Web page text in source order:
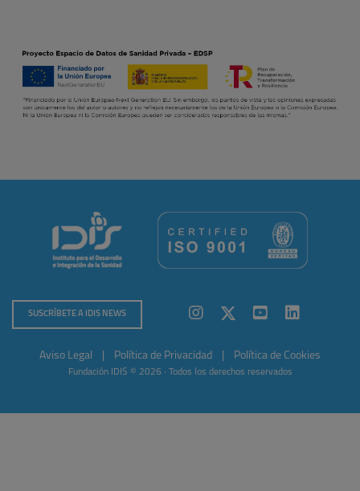
SUSCRÍBETE A IDIS NEWS
Aviso Legal Política de Privacidad Política de Cookies
Fundación IDIS © 2026 · Todos los derechos reservados